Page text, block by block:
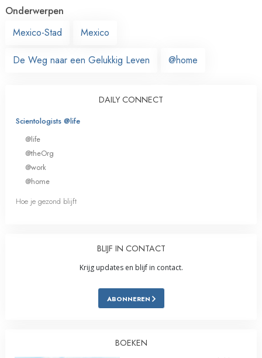
Onderwerpen
Mexico-Stad
Mexico
De Weg naar een Gelukkig Leven @home
DAILY CONNECT
Scientologists @life
@life
@theOrg
@work
@home
Hoe je gezond blijft
BLIJF IN CONTACT
Krijg updates en blijf in contact.
ABONNEREN
BOEKEN